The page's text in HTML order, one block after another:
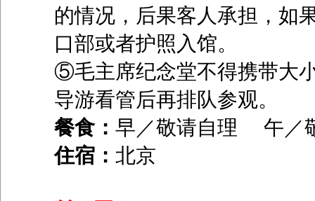
的情况，后果客人承担，如
口部或者护照入馆。
⑤毛主席纪念堂不得携带大
导游看管后再排队参观。
餐食： 早／敬请自理 午
住宿： 北京